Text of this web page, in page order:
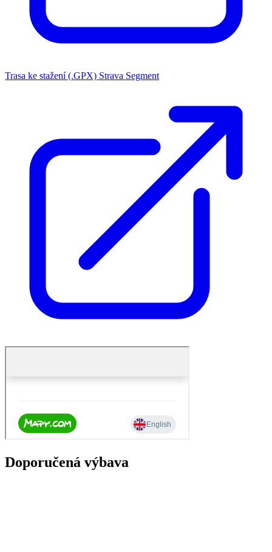
Trasa ke stažení (.GPX) Strava Segment
Doporučená výbava